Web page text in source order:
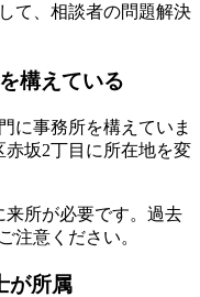
て、相談者の問題解決
構えている
に事務所を構えていま
赤坂2丁目に所在地を変
所が必要です。過去
注意ください。
が所属